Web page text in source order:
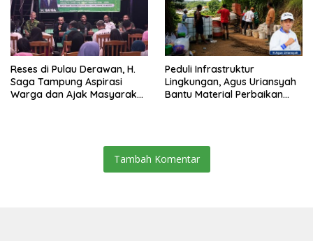
Reses di Pulau Derawan, H.
Saga Tampung Aspirasi
Warga dan Ajak Masyarakat
Peduli Infrastruktur
Lingkungan, Agus Uriansyah
Bantu Material Perbaikan
Tambah Komentar